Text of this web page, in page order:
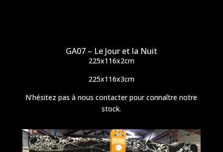
GA07 – Le Jour et la Nuit
225x116x2cm
225x116x3cm
N’hésitez pas à nous contacter pour connaître notre
stock.